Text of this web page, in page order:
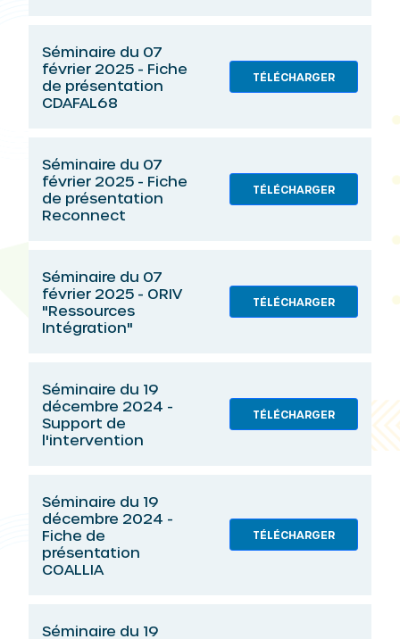
Séminaire du 07
février 2025 - Fiche
de présentation
CDAFAL68
TÉLÉCHARGER
Séminaire du 07
février 2025 - Fiche
de présentation
Reconnect
TÉLÉCHARGER
Séminaire du 07
février 2025 - ORIV
"Ressources
Intégration"
TÉLÉCHARGER
Séminaire du 19
décembre 2024 -
Support de
l'intervention
TÉLÉCHARGER
Séminaire du 19
décembre 2024 -
Fiche de
présentation
COALLIA
TÉLÉCHARGER
Séminaire du 19